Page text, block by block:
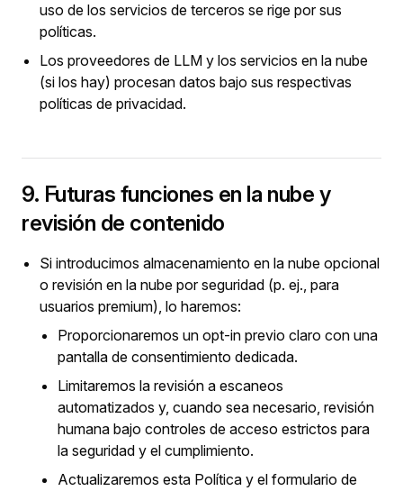
uso de los servicios de terceros se rige por sus
políticas.
Los proveedores de LLM y los servicios en la nube
(si los hay) procesan datos bajo sus respectivas
políticas de privacidad.
9. Futuras funciones en la nube y
revisión de contenido
Si introducimos almacenamiento en la nube opcional
o revisión en la nube por seguridad (p. ej., para
usuarios premium), lo haremos:
Proporcionaremos un opt-in previo claro con una
pantalla de consentimiento dedicada.
Limitaremos la revisión a escaneos
automatizados y, cuando sea necesario, revisión
humana bajo controles de acceso estrictos para
la seguridad y el cumplimiento.
Actualizaremos esta Política y el formulario de